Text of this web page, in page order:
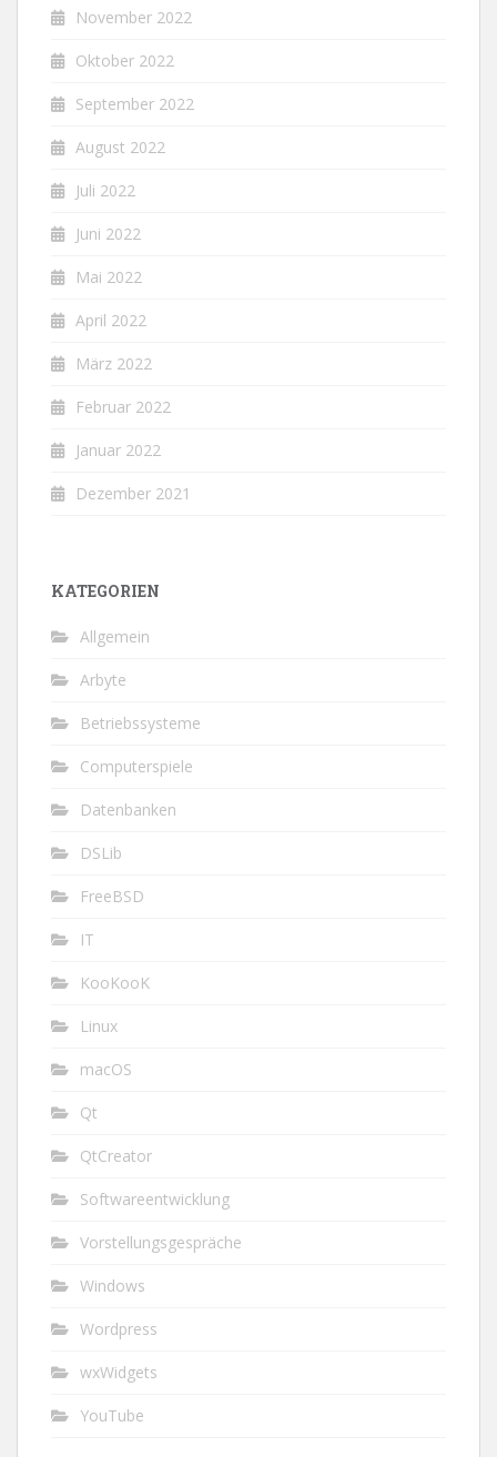
November 2022
Oktober 2022
September 2022
August 2022
Juli 2022
Juni 2022
Mai 2022
April 2022
März 2022
Februar 2022
Januar 2022
Dezember 2021
KATEGORIEN
Allgemein
Arbyte
Betriebssysteme
Computerspiele
Datenbanken
DSLib
FreeBSD
IT
KooKooK
Linux
macOS
Qt
QtCreator
Softwareentwicklung
Vorstellungsgespräche
Windows
Wordpress
wxWidgets
YouTube